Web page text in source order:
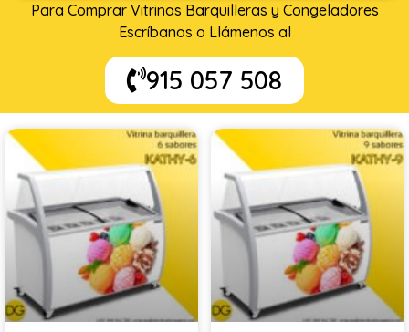
Para Comprar Vitrinas Barquilleras y Congeladores
Escríbanos o Llámenos al
915 057 508